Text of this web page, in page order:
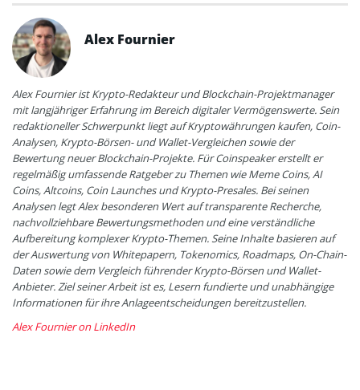
Alex Fournier
Alex Fournier ist Krypto-Redakteur und Blockchain-Projektmanager
mit langjähriger Erfahrung im Bereich digitaler Vermögenswerte. Sein
redaktioneller Schwerpunkt liegt auf Kryptowährungen kaufen, Coin-
Analysen, Krypto-Börsen- und Wallet-Vergleichen sowie der
Bewertung neuer Blockchain-Projekte. Für Coinspeaker erstellt er
regelmäßig umfassende Ratgeber zu Themen wie Meme Coins, AI
Coins, Altcoins, Coin Launches und Krypto-Presales. Bei seinen
Analysen legt Alex besonderen Wert auf transparente Recherche,
nachvollziehbare Bewertungsmethoden und eine verständliche
Aufbereitung komplexer Krypto-Themen. Seine Inhalte basieren auf
der Auswertung von Whitepapern, Tokenomics, Roadmaps, On-Chain-
Daten sowie dem Vergleich führender Krypto-Börsen und Wallet-
Anbieter. Ziel seiner Arbeit ist es, Lesern fundierte und unabhängige
Informationen für ihre Anlageentscheidungen bereitzustellen.
Alex Fournier on LinkedIn